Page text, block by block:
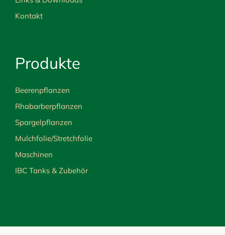
Kontakt
Produkte
Beerenpflanzen
Rhabarberpflanzen
Spargelpflanzen
Mulchfolie/Stretchfolie
Maschinen
IBC Tanks & Zubehör